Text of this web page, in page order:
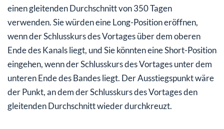
einen gleitenden Durchschnitt von 350 Tagen
verwenden. Sie würden eine Long-Position eröffnen,
wenn der Schlusskurs des Vortages über dem oberen
Ende des Kanals liegt, und Sie könnten eine Short-Position
eingehen, wenn der Schlusskurs des Vortages unter dem
unteren Ende des Bandes liegt. Der Ausstiegspunkt wäre
der Punkt, an dem der Schlusskurs des Vortages den
gleitenden Durchschnitt wieder durchkreuzt.